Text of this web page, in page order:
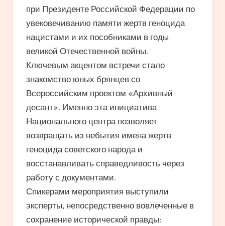
при Президенте Российской Федерации по
увековечиванию памяти жертв геноцида
нацистами и их пособниками в годы
великой Отечественной войны.
Ключевым акцентом встречи стало
знакомство юных брянцев со
Всероссийским проектом «Архивный
десант». Именно эта инициатива
Национального центра позволяет
возвращать из небытия имена жертв
геноцида советского народа и
восстанавливать справедливость через
работу с документами.
Спикерами мероприятия выступили
эксперты, непосредственно вовлеченные в
сохранение исторической правды: